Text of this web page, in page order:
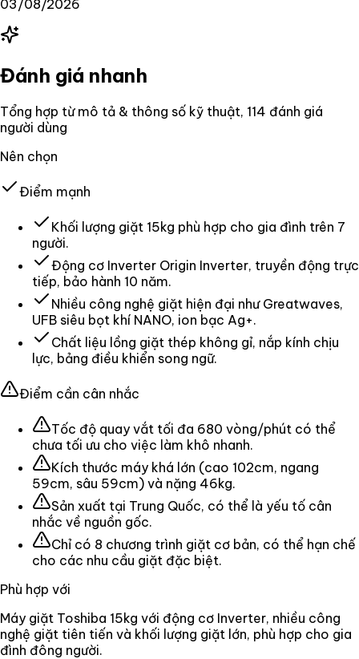
03/08/2026
Đánh giá nhanh
Tổng hợp từ mô tả & thông số kỹ thuật, 114 đánh giá
người dùng
Nên chọn
Điểm mạnh
Khối lượng giặt 15kg phù hợp cho gia đình trên 7
người.
Động cơ Inverter Origin Inverter, truyền động trực
tiếp, bảo hành 10 năm.
Nhiều công nghệ giặt hiện đại như Greatwaves,
UFB siêu bọt khí NANO, ion bạc Ag+.
Chất liệu lồng giặt thép không gỉ, nắp kính chịu
lực, bảng điều khiển song ngữ.
Điểm cần cân nhắc
Tốc độ quay vắt tối đa 680 vòng/phút có thể
chưa tối ưu cho việc làm khô nhanh.
Kích thước máy khá lớn (cao 102cm, ngang
59cm, sâu 59cm) và nặng 46kg.
Sản xuất tại Trung Quốc, có thể là yếu tố cân
nhắc về nguồn gốc.
Chỉ có 8 chương trình giặt cơ bản, có thể hạn chế
cho các nhu cầu giặt đặc biệt.
Phù hợp với
Máy giặt Toshiba 15kg với động cơ Inverter, nhiều công
nghệ giặt tiên tiến và khối lượng giặt lớn, phù hợp cho gia
đình đông người.